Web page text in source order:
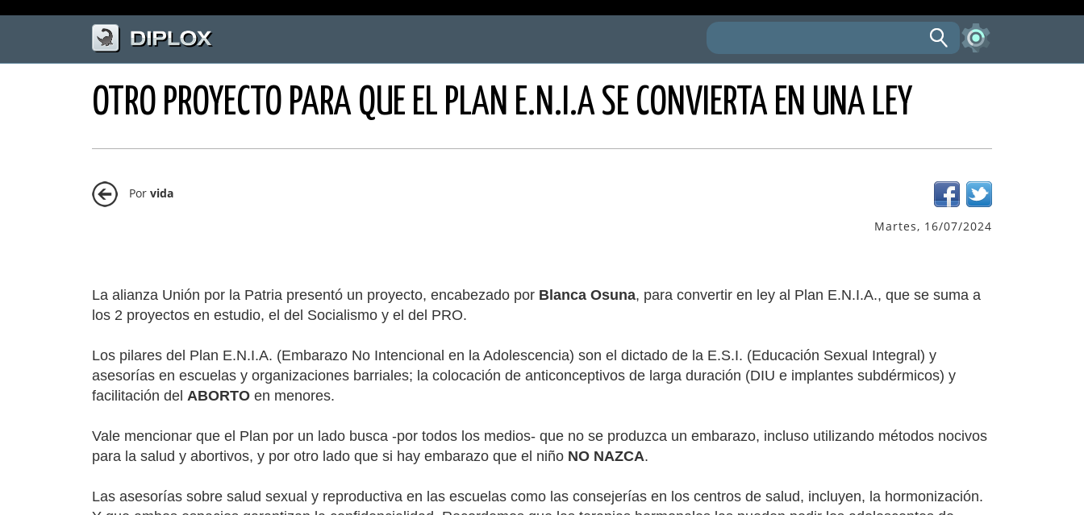
OTRO PROYECTO PARA QUE EL PLAN E.N.I.A SE CONVIERTA EN UNA LEY
Porvida
Martes, 16/07/2024
La alianza Unión por la Patria presentó un proyecto, encabezado por Blanca Osuna, para convertir en ley al Plan E.N.I.A., que se suma a
los 2 proyectos en estudio, el del Socialismo y el del PRO.
Los pilares del Plan E.N.I.A. (Embarazo No Intencional en la Adolescencia) son el dictado de la E.S.I. (Educación Sexual Integral) y
asesorías en escuelas y organizaciones barriales; la colocación de anticonceptivos de larga duración (DIU e implantes subdérmicos) y
facilitación delABORTO en menores.
Vale mencionar que el Plan por un lado busca -por todos los medios- que no se produzca un embarazo, incluso utilizando métodos nocivos
para la salud y abortivos, y por otro lado que si hay embarazo que el niño NO NAZCA.
Las asesorías sobre salud sexual y reproductiva en las escuelas como las consejerías en los centros de salud, incluyen, la hormonización.